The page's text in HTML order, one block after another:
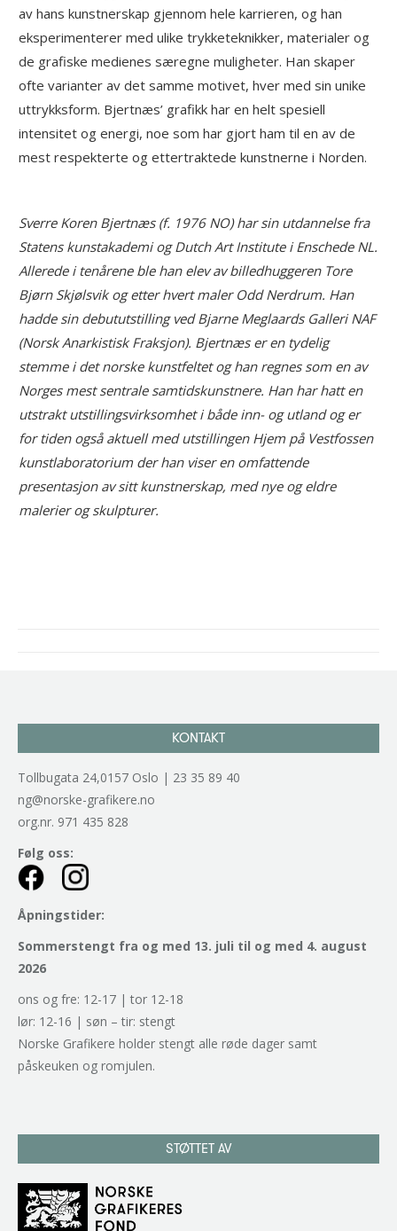
av hans kunstnerskap gjennom hele karrieren, og han
eksperimenterer med ulike trykketeknikker, materialer og
de grafiske medienes særegne muligheter. Han skaper
ofte varianter av det samme motivet, hver med sin unike
uttrykksform. Bjertnæs’ grafikk har en helt spesiell
intensitet og energi, noe som har gjort ham til en av de
mest respekterte og ettertraktede kunstnerne i Norden.
Sverre Koren Bjertnæs (f. 1976 NO) har sin utdannelse fra
Statens kunstakademi og Dutch Art Institute i Enschede NL.
Allerede i tenårene ble han elev av billedhuggeren Tore
Bjørn Skjølsvik og etter hvert maler Odd Nerdrum. Han
hadde sin debututstilling ved Bjarne Meglaards Galleri NAF
(Norsk Anarkistisk Fraksjon). Bjertnæs er en tydelig
stemme i det norske kunstfeltet og han regnes som en av
Norges mest sentrale samtidskunstnere. Han har hatt en
utstrakt utstillingsvirksomhet i både inn- og utland og er
for tiden også aktuell med utstillingen Hjem på Vestfossen
kunstlaboratorium der han viser en omfattende
presentasjon av sitt kunstnerskap, med nye og eldre
malerier og skulpturer.
KONTAKT
Tollbugata 24,0157 Oslo | 23 35 89 40
ng@norske-grafikere.no
org.nr. 971 435 828
Følg oss:
Åpningstider:
Sommerstengt fra og med 13. juli til og med 4. august
2026
ons og fre: 12-17 | tor 12-18
lør: 12-16 | søn – tir: stengt
Norske Grafikere holder stengt alle røde dager samt
påskeuken og romjulen.
STØTTET AV